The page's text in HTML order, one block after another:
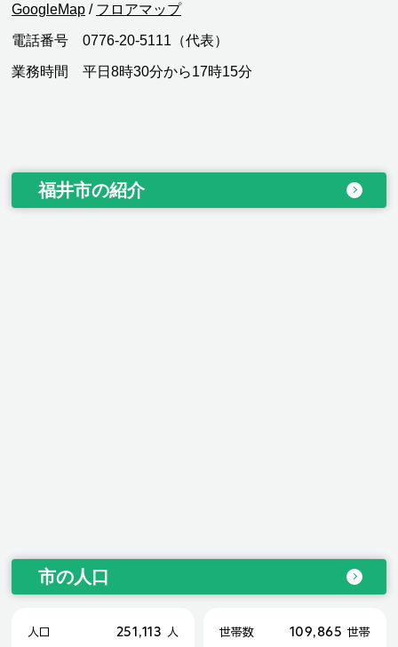
GoogleMap / フロアマップ
電話番号 0776-20-5111（代表）
業務時間 平日8時30分から17時15分
福井市の紹介
市の人口
人口 251,113 人 世帯数 109,865 世帯